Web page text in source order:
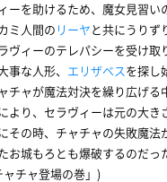
ーを助けるため、魔女見習い
ミ人間の リーヤと共にうりず
ヴィーのテレパシーを受け取
事な人形、 エリザベスを探し
チャが魔法対決を繰り広げる
より、セラヴィーは元の大き
その時、チャチャの失敗魔法
お城もろとも爆破するのだっ
チャ登場の巻」)